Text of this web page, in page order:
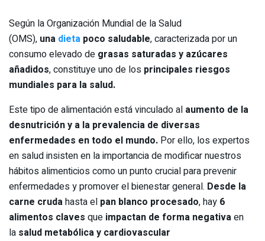
Según la Organización Mundial de la Salud
(OMS), una dieta poco saludable, caracterizada por un
consumo elevado de grasas saturadas y azúcares
añadidos, constituye uno de los principales riesgos
mundiales para la salud.
Este tipo de alimentación está vinculado al aumento de la
desnutrición y a la prevalencia de diversas
enfermedades en todo el mundo. Por ello, los expertos
en salud insisten en la importancia de modificar nuestros
hábitos alimenticios como un punto crucial para prevenir
enfermedades y promover el bienestar general. Desde la
carne crudahasta el pan blanco procesado, hay 6
alimentos claves que impactan de forma negativaen
la salud metabólica y cardiovascular